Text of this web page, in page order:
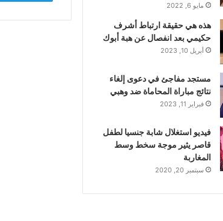
مايو 6, 2022
هذه هي حقيقة ارتباط أشرف
حكيمي بعد انفصال عن هبة أبوك
أبريل 10, 2023
مستجد مفاجئ في دعوى إلغاء
نتائج مباراة المحاماة ضد وهبي
فبراير 11, 2023
فيديو استغلال شابة جنسيا لطفل
قاصر يثير موجة سخط وسط
المغاربة
سبتمبر 20, 2020